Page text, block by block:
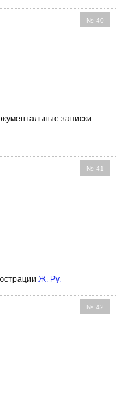
№ 40
записки
№ 41
Ж. Ру.
№ 42